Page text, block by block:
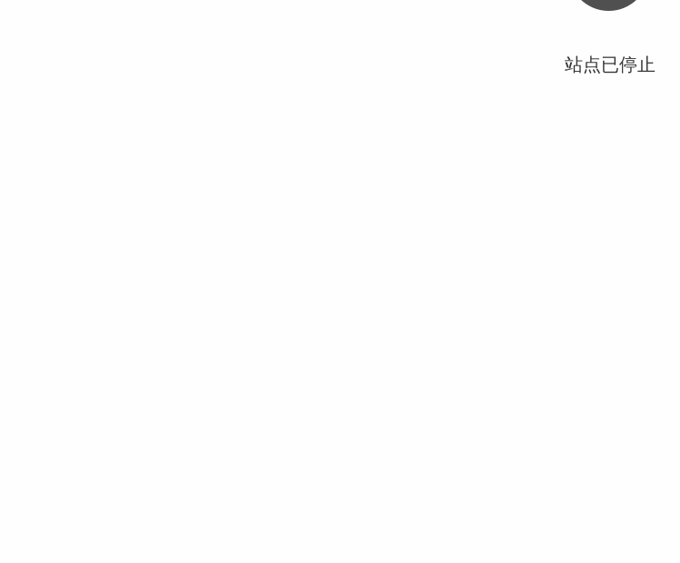
站点已停止